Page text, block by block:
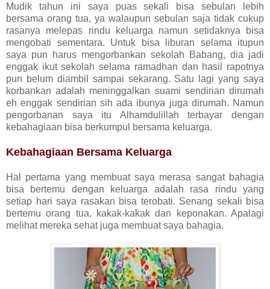
Mudik tahun ini saya puas sekali bisa sebulan lebih
bersama orang tua, ya walaupun sebulan saja tidak cukup
rasanya melepas rindu keluarga namun setidaknya bisa
mengobati sementara. Untuk bisa liburan selama itupun
saya pun harus mengorbankan sekolah Babang, dia jadi
enggak ikut sekolah selama ramadhan dan hasil rapotnya
pun belum diambil sampai sekarang. Satu lagi yang saya
korbankan adalah meninggalkan suami sendirian dirumah
eh enggak sendirian sih ada ibunya juga dirumah. Namun
pengorbanan saya itu Alhamdulillah terbayar dengan
kebahagiaan bisa berkumpul bersama keluarga.
Kebahagiaan Bersama Keluarga
Hal pertama yang membuat saya merasa sangat bahagia
bisa bertemu dengan keluarga adalah rasa rindu yang
setiap hari saya rasakan bisa terobati. Senang sekali bisa
bertemu orang tua, kakak-kakak dan keponakan. Apalagi
melihat mereka sehat juga membuat saya bahagia.